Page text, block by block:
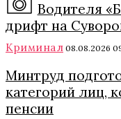
Водителя
дрифт на
Криминал 08.08.2026
Минтруд
категорий лиц,
пенсии